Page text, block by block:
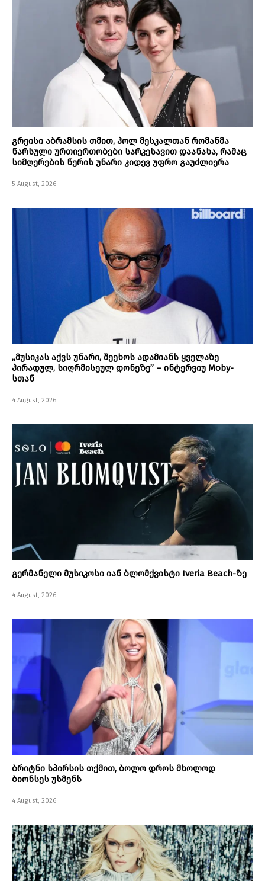
გრეისი აბრამსის თმით, პოლ მესკალთან რომანმა
წარსული ურთიერთობები სარკესავით დაანახა, რამაც
სიმღერების წერის უნარი კიდევ უფრო გაუძლიერა
5 August, 2026
„მუსიკას აქვს უნარი, შეეხოს ადამიანს ყველაზე
პირადულ, სიღრმისეულ დონეზე” – ინტერვიუ Moby-
სთან
4 August, 2026
გერმანელი მუსიკოსი იან ბლომქვისტი Iveria Beach-ზე
4 August, 2026
ბრიტნი სპირსის თქმით, ბოლო დროს მხოლოდ
ბიონსეს უსმენს
4 August, 2026